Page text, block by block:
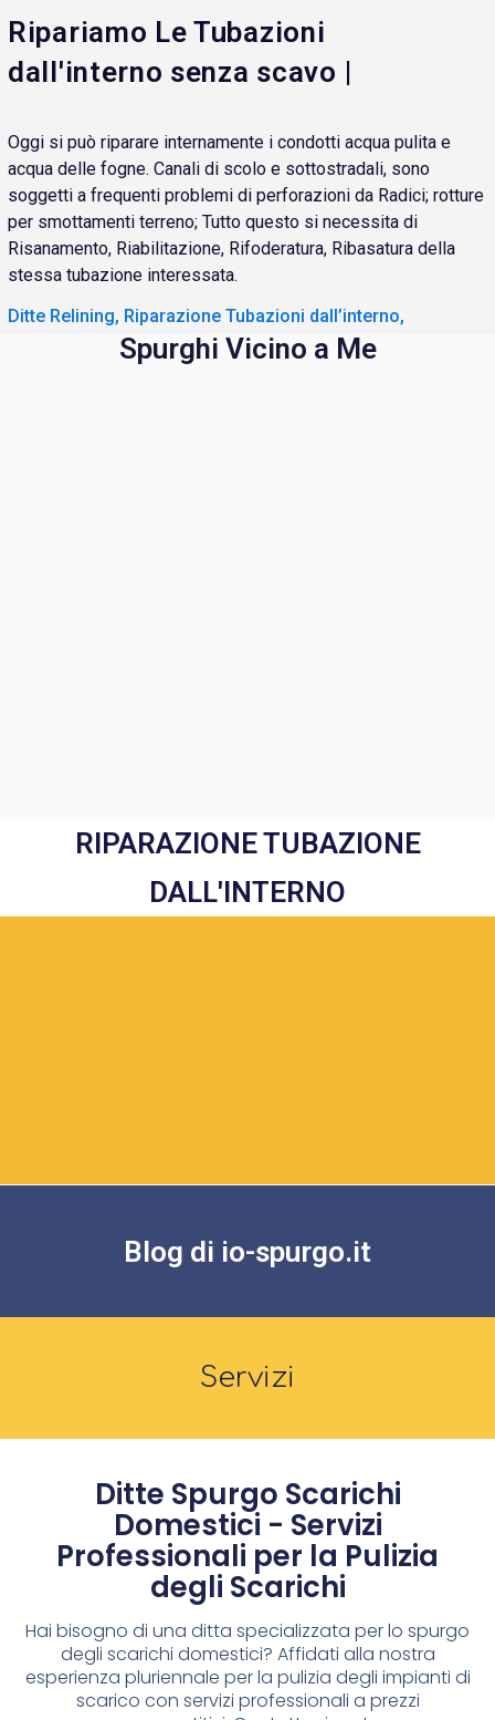
Ripariamo Le Tubazioni
dall'interno senza scavo |
Oggi si può riparare internamente i condotti acqua pulita e
acqua delle fogne. Canali di scolo e sottostradali, sono
soggetti a frequenti problemi di perforazioni da Radici; rotture
per smottamenti terreno; Tutto questo si necessita di
Risanamento, Riabilitazione, Rifoderatura, Ribasatura della
stessa tubazione interessata.
Ditte Relining, Riparazione Tubazioni dall’interno,
Spurghi Vicino a Me
RIPARAZIONE TUBAZIONE
DALL'INTERNO
Blog di io-spurgo.it
Servizi
Ditte Spurgo Scarichi
Domestici - Servizi
Professionali per la Pulizia
degli Scarichi
Hai bisogno di una ditta specializzata per lo spurgo
degli scarichi domestici? Affidati alla nostra
esperienza pluriennale per la pulizia degli impianti di
scarico con servizi professionali a prezzi